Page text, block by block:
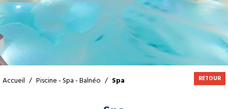
Accueil / Piscine - Spa - Balnéo / Spa RETOUR